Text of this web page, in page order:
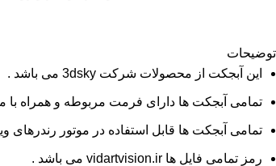
توضیحات
این آبجکت از محصولات شرکت 3dsky می باشد .
تمامی آبجکت ها دارای فرمت مربوطه و همراه با
تمامی آبجکت ها قابل استفاده در موتور رندرهای
رمز تمامی فایل ها vidartvision.ir می باشد .